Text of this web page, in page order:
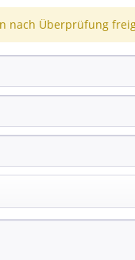
nach Überprüfung